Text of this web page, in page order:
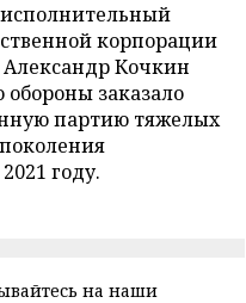
корпорации
Александр Кочкин
заказало
партию тяжелых
году.
на наши